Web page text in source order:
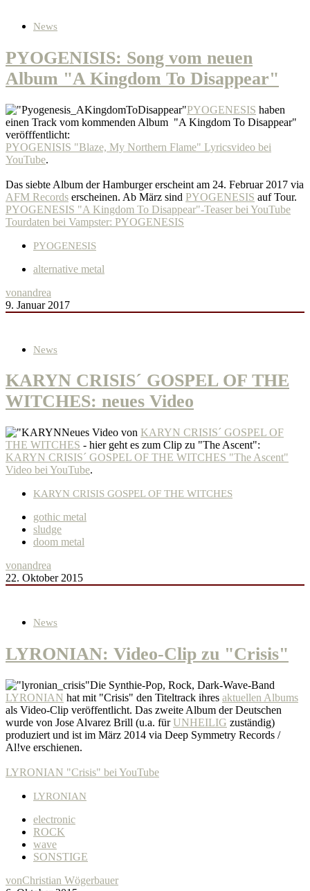
News
PYOGENISIS: Song vom neuen
Album "A Kingdom To Disappear"
PYOGENESIS haben
einen Track vom kommenden Album "A Kingdom To Disappear"
veröfffentlicht:
PYOGENISIS "Blaze, My Northern Flame" Lyricsvideo bei
YouTube.
Das siebte Album der Hamburger erscheint am 24. Februar 2017 via
AFM Records erscheinen. Ab März sind PYOGENESIS auf Tour.
PYOGENESIS "A Kingdom To Disappear"-Teaser bei YouTube
Tourdaten bei Vampster: PYOGENESIS
PYOGENESIS
alternative metal
vonandrea
9. Januar 2017
News
KARYN CRISIS´ GOSPEL OF THE
WITCHES: neues Video
Neues Video von KARYN CRISIS´ GOSPEL OF
THE WITCHES - hier geht es zum Clip zu "The Ascent":
KARYN CRISIS´ GOSPEL OF THE WITCHES "The Ascent"
Video bei YouTube.
KARYN CRISIS GOSPEL OF THE WITCHES
gothic metal
sludge
doom metal
vonandrea
22. Oktober 2015
News
LYRONIAN: Video-Clip zu "Crisis"
Die Synthie-Pop, Rock, Dark-Wave-Band
LYRONIAN hat mit "Crisis" den Titeltrack ihres aktuellen Albums
als Video-Clip veröffentlicht. Das zweite Album der Deutschen
wurde von Jose Alvarez Brill (u.a. fürUNHEILIG zuständig)
produziert und ist im März 2014 via Deep Symmetry Records /
Al!ve erschienen.
LYRONIAN "Crisis" bei YouTube
LYRONIAN
electronic
ROCK
wave
SONSTIGE
vonChristian Wögerbauer